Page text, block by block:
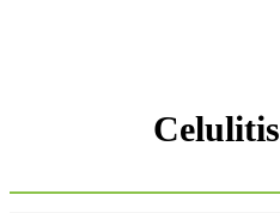
Celulitis